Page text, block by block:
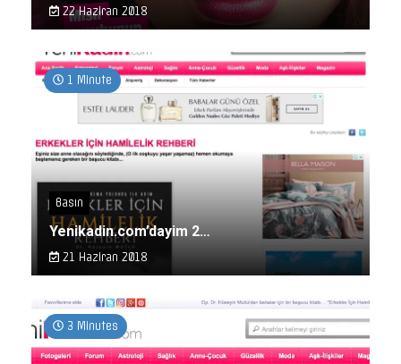
22 Haziran 2018
1 Minute
Basın
Yenikadin.com’dayim 2…
21 Haziran 2018
3 Minutes